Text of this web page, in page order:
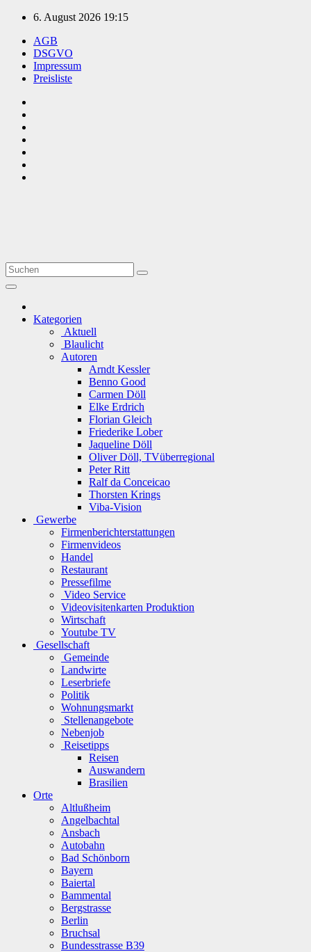
Zum
springen
6. August 2026 19:15
AGB
DSGVO
Impressum
Preisliste
Kategorien
Aktuell
Blaulicht
Autoren
Arndt Kessler
Benno Good
Carmen Döll
Elke Erdrich
Florian Gleich
Friederike Lober
Jaqueline Döll
Oliver Döll, TVüberregional
Peter Ritt
Ralf da Conceicao
Thorsten Krings
Viba-Vision
Gewerbe
Firmenberichterstattungen
Firmenvideos
Handel
Restaurant
Pressefilme
Video Service
Videovisitenkarten Produktion
Wirtschaft
Youtube TV
Gesellschaft
Gemeinde
Landwirte
Leserbriefe
Politik
Wohnungsmarkt
Stellenangebote
Nebenjob
Reisetipps
Reisen
Auswandern
Brasilien
Orte
Altlußheim
Angelbachtal
Ansbach
Autobahn
Bad Schönborn
Bayern
Baiertal
Bammental
Bergstrasse
Berlin
Bruchsal
Bundesstrasse B39